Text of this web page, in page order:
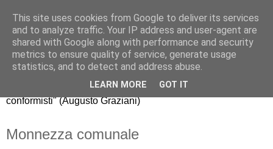
Riccardo Realfonzo
"dissento da quello che gli economisti americani chiamano
mainstream, il comune modo di pensare della maggioranza.
La nuova generazione di economisti, purtroppo, è fatta di
conformisti" (Augusto Graziani)
Monnezza comunale
This site uses cookies from Google to deliver its services
and to analyze traffic. Your IP address and user-agent are
shared with Google along with performance and security
metrics to ensure quality of service, generate usage
statistics, and to detect and address abuse.
LEARN MORE GOT IT